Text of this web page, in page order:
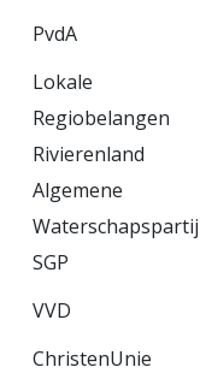
PvdA
Lokale
Regiobelangen
Rivierenland
Algemene
Waterschapspartij
SGP
VVD
ChristenUnie